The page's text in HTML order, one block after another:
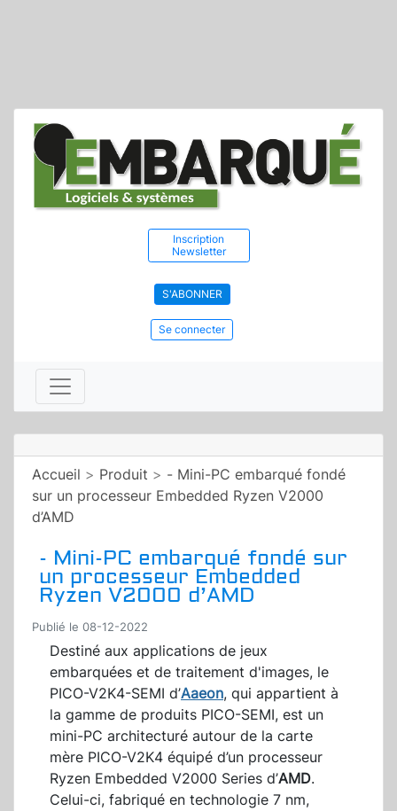
Inscription
Newsletter
S'ABONNER
Se connecter
Accueil > Produit > - Mini-PC embarqué fondé
sur un processeur Embedded Ryzen V2000
d’AMD
- Mini-PC embarqué fondé sur
un processeur Embedded
Ryzen V2000 d’AMD
Publié le 08-12-2022
Destiné aux applications de jeux
embarquées et de traitement d'images, le
PICO-V2K4-SEMI d’Aaeon, qui appartient à
la gamme de produits PICO-SEMI, est un
mini-PC architecturé autour de la carte
mère PICO-V2K4 équipé d’un processeur
Ryzen Embedded V2000 Series d’AMD.
Celui-ci, fabriqué en technologie 7 nm,